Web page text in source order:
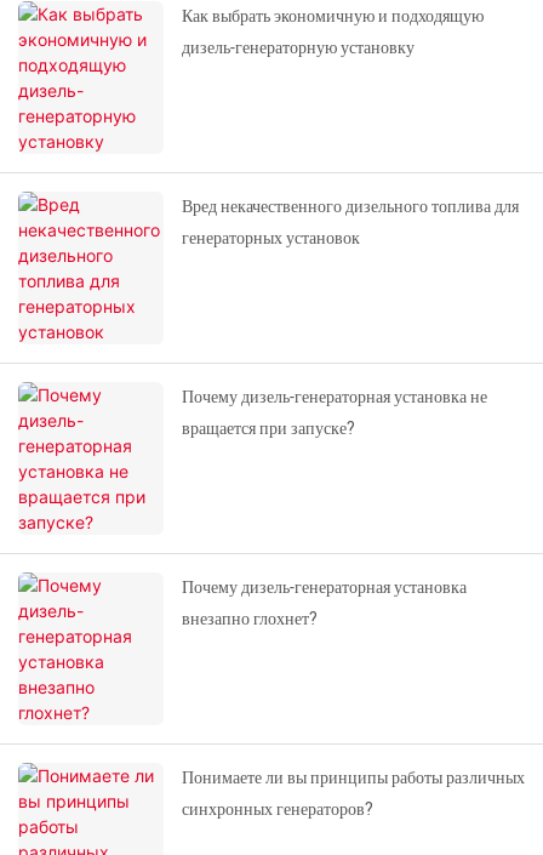
Как выбрать экономичную и подходящую
дизель-генераторную установку
Вред некачественного дизельного топлива для
генераторных установок
Почему дизель-генераторная установка не
вращается при запуске?
Почему дизель-генераторная установка
внезапно глохнет?
Понимаете ли вы принципы работы различных
синхронных генераторов?